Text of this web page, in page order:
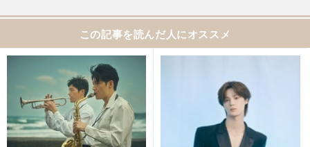
この記事を読んだ人にオススメ